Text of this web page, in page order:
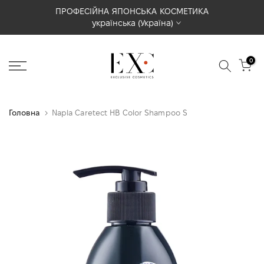
вмісту
ПРОФЕСІЙНА ЯПОНСЬКА КОСМЕТИКА
українська (Україна)
0
Головна Napla Caretect HB Color Shampoo S